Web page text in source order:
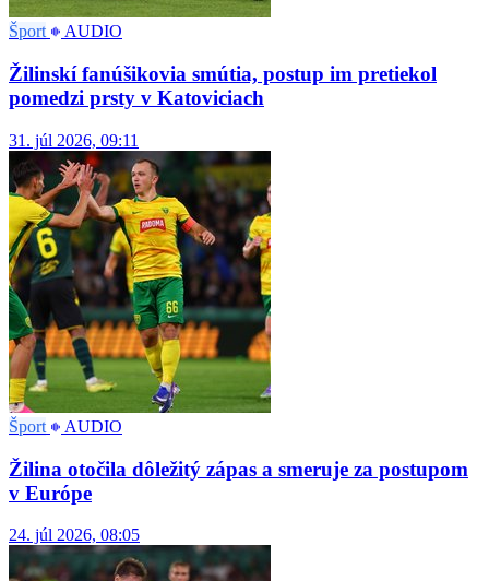
Šport AUDIO
Žilinskí fanúšikovia smútia, postup im pretiekol
pomedzi prsty v Katoviciach
31. júl 2026, 09:11
Šport AUDIO
Žilina otočila dôležitý zápas a smeruje za postupom
v Európe
24. júl 2026, 08:05